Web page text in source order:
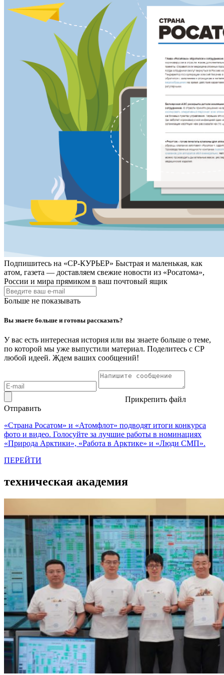
Подпишитесь на «СР-КУРЬЕР» Быстрая и маленькая, как
атом, газета — доставляем свежие новости из «Росатома»,
России и мира прямиком в ваш почтовый ящик
Больше не показывать
Вы знаете больше и готовы рассказать?
У вас есть интересная история или вы знаете больше о теме,
по которой мы уже выпустили материал. Поделитесь с СР
любой идеей. Ждем ваших сообщений!
Прикрепить файл
Отправить
«Страна Росатом» и «Атомфлот» подводят итоги конкурса
фото и видео. Голосуйте за лучшие работы в номинациях
«Природа Арктики», «Работа в Арктике» и «Люди СМП».
ПЕРЕЙТИ
техническая академия